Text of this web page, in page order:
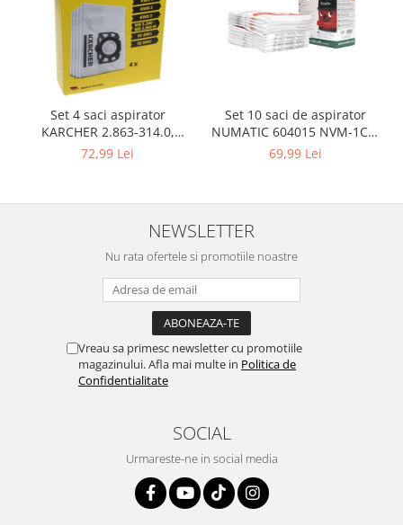
Servere, Componente & UPS
Telecomenzi garaj
Sport & Activitati in aer liber
Accesorii antrenament
Accesorii Fitness
Accesorii sportive
Articole Voiaj
Sporturi de interior
TV, Audio & Foto
Aparate Foto & Accesorii
Audio HI-FI & Profesionale
Camere video si sport
Drone si Accesorii
Set 4 saci aspirator
KARCHER 2.863-314.0,
compatibil cu WD, KWD, SE
72,99 Lei
Set 10 saci de aspirator
NUMATIC 604015 NVM-1CH,
9L
69,99 Lei
NEWSLETTER
Nu rata ofertele si promotiile noastre
Vreau sa primesc newsletter cu promotiile
magazinului. Afla mai multe in Politica de
Confidentialitate
SOCIAL
Urmareste-ne in social media